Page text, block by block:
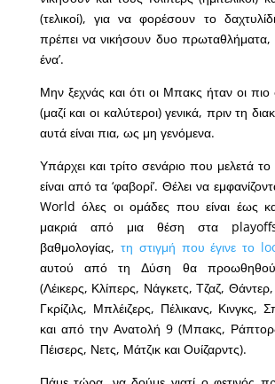
(τελικοί), για να φορέσουν το
πρέπει να νικήσουν δυο
ένα’.
Μην ξεχνάς και ότι οι Μπακς ήταν οι
(μαζί και οι καλύτεροι) γενικά, πριν τη
αυτά είναι πια, ως μη γενόμενα.
Υπάρχει και τρίτο σενάριο που μελετά
είναι από τα ‘φαβορί’. Θέλει να
World όλες οι ομάδες που είναι έως και
μακριά από μια θέση στα
βαθμολογίας, τη στιγμή που έγινε το
αυτού από τη Δύση θα
(Λέικερς, Κλίπερς, Νάγκετς, Τζαζ,
Γκρίζιλς, Μπλέιζερς, Πέλικανς, Κινγκς,
και από την Ανατολή 9 (Mπακς,
Πέισερς, Νετς, Μάτζικ και Ουίζαρντς).